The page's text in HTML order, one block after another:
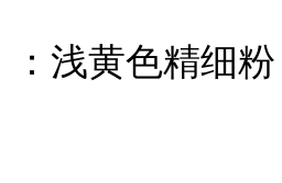
：浅黄色精细粉